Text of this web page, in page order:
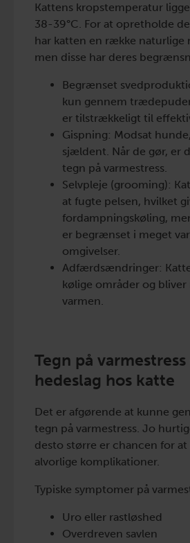
Kattens kropstemperatur
38-39°C. For at opretholde
har katten en række naturlige
men disse har deres
Begrænset
kun gennem
er tilstrækkeligt til
Gispning: Modsat
sjældent. Når de gør, er
tegn på varmestress.
Selvpleje (grooming):
at fugte pelsen, hvilket
fordampningskøling,
er begrænset i meget
omgivelser.
Adfærdsændringer:
kølige områder og
varmen.
Tegn på varmestress
hedeslag hos katte
Det er afgørende at kunne
tegn på varmestress. Jo
desto større er chancen for
alvorlige komplikationer.
Typiske symptomer på
Uro eller rastløshed
Overdreven savlen